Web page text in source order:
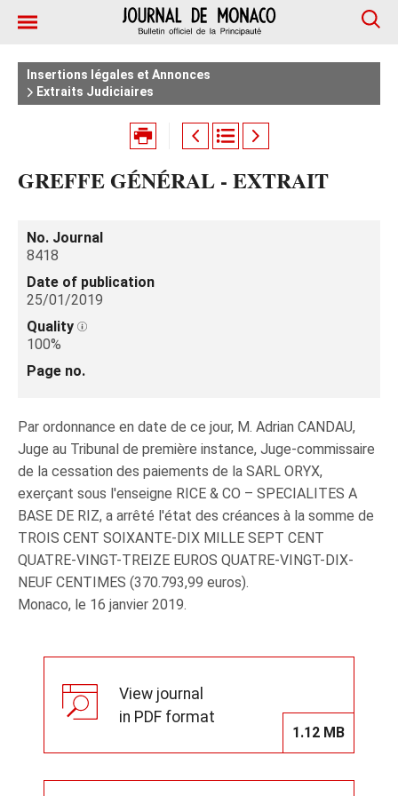
Insertions légales et Annonces
Extraits Judiciaires
GREFFE GÉNÉRAL - EXTRAIT
No. Journal
8418
Date of publication
25/01/2019
Quality
100%
Page no.
Par ordonnance en date de ce jour, M. Adrian CANDAU,
Juge au Tribunal de première instance, Juge-commissaire
de la cessation des paiements de la SARL ORYX,
exerçant sous l'enseigne RICE & CO – SPECIALITES A
BASE DE RIZ, a arrêté l'état des créances à la somme de
TROIS CENT SOIXANTE-DIX MILLE SEPT CENT
QUATRE-VINGT-TREIZE EUROS QUATRE-VINGT-DIX-
NEUF CENTIMES (370.793,99 euros).
Monaco, le 16 janvier 2019.
View journal
in PDF format
1.12 MB